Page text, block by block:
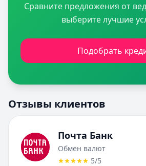
Сравните предложения от
выберите лучшие
Подобрать
Отзывы клиентов
Почта Банк
Обмен валют
5/5